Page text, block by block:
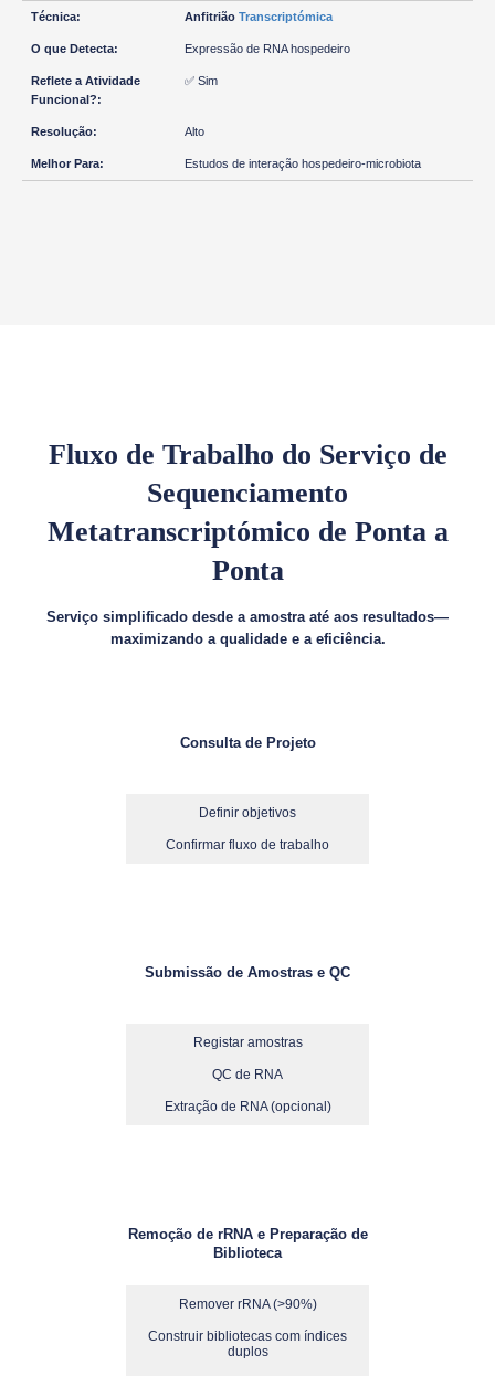
Anfitrião Transcriptómica
Expressão de RNA hospedeiro
✅ Sim
Alto
Estudos de interação hospedeiro-microbiota
Fluxo de Trabalho do Serviço de
Sequenciamento
Metatranscriptómico de Ponta a
Ponta
Serviço simplificado desde a amostra até aos resultados—
maximizando a qualidade e a eficiência.
Consulta de Projeto
Definir objetivos
Confirmar fluxo de trabalho
Submissão de Amostras e QC
Registar amostras
QC de RNA
Extração de RNA (opcional)
Remoção de rRNA e Preparação de
Biblioteca
Remover rRNA (>90%)
Construir bibliotecas com índices
duplos